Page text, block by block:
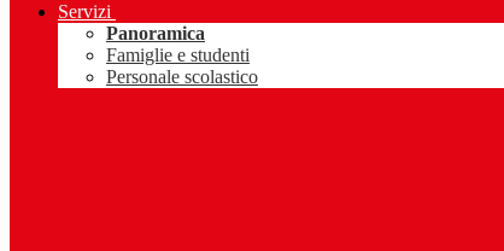
Servizi
Panoramica
Famiglie e studenti
Personale scolastico